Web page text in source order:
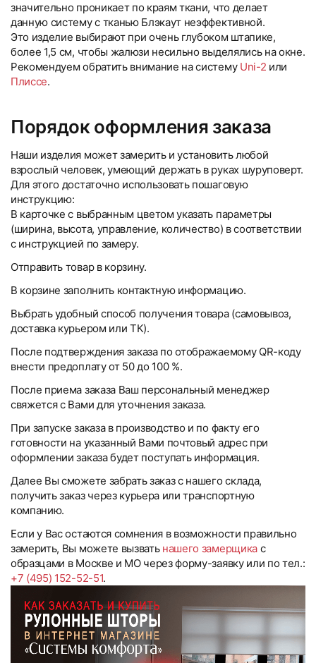
значительно проникает по краям ткани, что делает
данную систему с тканью Блэкаут неэффективной.
Это изделие выбирают при очень глубоком штапике,
более 1,5 см, чтобы жалюзи несильно выделялись на окне.
Рекомендуем обратить внимание на систему Uni-2 или
Плиссе.
Порядок оформления заказа
Наши изделия может замерить и установить любой
взрослый человек, умеющий держать в руках шуруповерт.
Для этого достаточно использовать пошаговую
инструкцию:
В карточке с выбранным цветом указать параметры
(ширина, высота, управление, количество) в соответствии
с инструкцией по замеру.
Отправить товар в корзину.
В корзине заполнить контактную информацию.
Выбрать удобный способ получения товара (самовывоз,
доставка курьером или ТК).
После подтверждения заказа по отображаемому QR-коду
внести предоплату от 50 до 100 %.
После приема заказа Ваш персональный менеджер
свяжется с Вами для уточнения заказа.
При запуске заказа в производство и по факту его
готовности на указанный Вами почтовый адрес при
оформлении заказа будет поступать информация.
Далее Вы сможете забрать заказ с нашего склада,
получить заказ через курьера или транспортную
компанию.
Если у Вас остаются сомнения в возможности правильно
замерить, Вы можете вызвать нашего замерщикас
образцами в Москве и МО через форму-заявку или по тел.:
+7 (495) 152-52-51.